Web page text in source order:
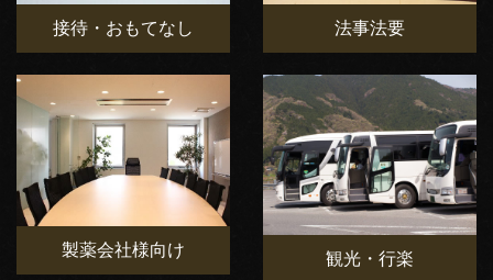
接待・おもてなし 法事法要
製薬会社様向け 観光・行楽